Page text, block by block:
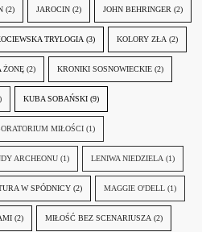
(2) JAROCIN (2) JOHN BEHRINGER (2)
TRYLOGIA (3) KOLORY ZŁA (2)
ŻONĘ (2) KRONIKI SOSNOWIECKIE (2)
KUBA SOBAŃSKI (9)
MIŁOŚCI (1)
ARCHEONU (1) LENIWA NIEDZIELA (1)
W SPÓDNICY (2) MAGGIE O'DELL (1)
(2) MIŁOŚĆ BEZ SCENARIUSZA (2)